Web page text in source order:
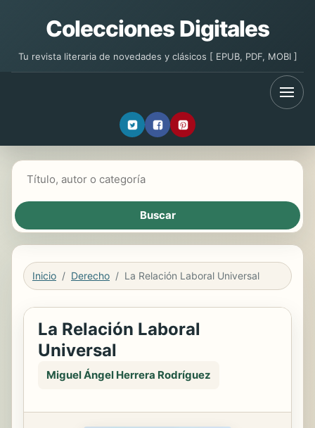
Colecciones Digitales
Tu revista literaria de novedades y clásicos [ EPUB, PDF, MOBI ]
Inicio Derecho La Relación Laboral Universal
La Relación Laboral
Universal
Miguel Ángel Herrera Rodríguez